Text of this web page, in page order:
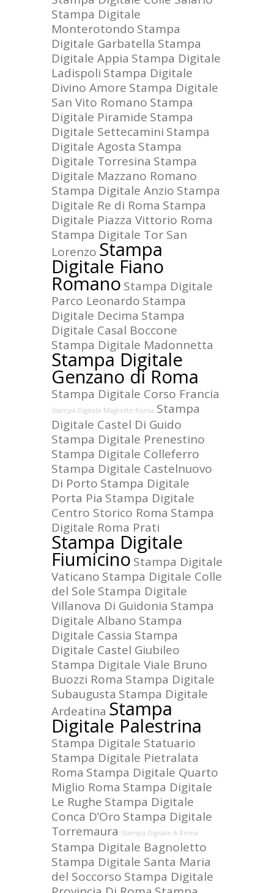
Stampa Digitale
Monterotondo Stampa
Digitale Garbatella Stampa
Digitale Appia Stampa Digitale
Ladispoli Stampa Digitale
Divino Amore Stampa Digitale
San Vito Romano Stampa
Digitale Piramide Stampa
Digitale Settecamini Stampa
Digitale Agosta Stampa
Digitale Torresina Stampa
Digitale Mazzano Romano
Stampa Digitale Anzio Stampa
Digitale Re di Roma Stampa
Digitale Piazza Vittorio Roma
Stampa Digitale Tor San
Lorenzo Stampa
Digitale Fiano
Romano Stampa Digitale
Parco Leonardo Stampa
Digitale Decima Stampa
Digitale Casal Boccone
Stampa Digitale Madonnetta
Stampa Digitale
Genzano di Roma
Stampa Digitale Corso Francia
Stampa Digitale Magliette Roma Stampa
Digitale Castel Di Guido
Stampa Digitale Prenestino
Stampa Digitale Colleferro
Stampa Digitale Castelnuovo
Di Porto Stampa Digitale
Porta Pia Stampa Digitale
Centro Storico Roma Stampa
Digitale Roma Prati
Stampa Digitale
Fiumicino Stampa Digitale
Vaticano Stampa Digitale Colle
del Sole Stampa Digitale
Villanova Di Guidonia Stampa
Digitale Albano Stampa
Digitale Cassia Stampa
Digitale Castel Giubileo
Stampa Digitale Viale Bruno
Buozzi Roma Stampa Digitale
Subaugusta Stampa Digitale
Ardeatina Stampa
Digitale Palestrina
Stampa Digitale Statuario
Stampa Digitale Pietralata
Roma Stampa Digitale Quarto
Miglio Roma Stampa Digitale
Le Rughe Stampa Digitale
Conca D’Oro Stampa Digitale
Torremaura Stampa Digitale A Roma
Stampa Digitale Bagnoletto
Stampa Digitale Santa Maria
del Soccorso Stampa Digitale